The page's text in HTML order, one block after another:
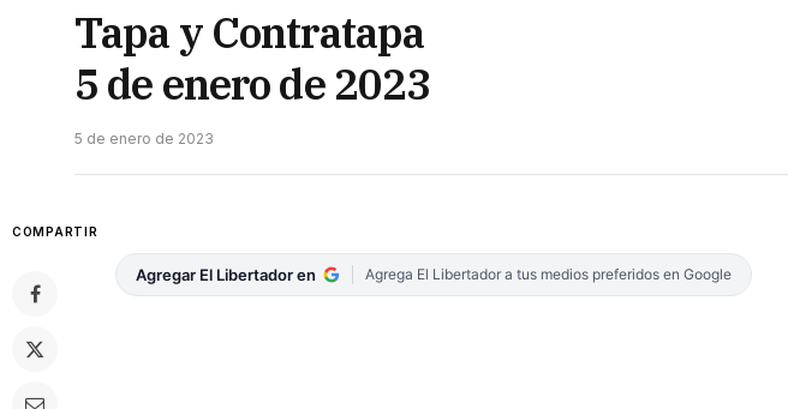
Tapa y Contratapa
5 de enero de 2023
5 de enero de 2023
COMPARTIR
Agregar El Libertador en Agrega El Libertador a tus medios preferidos en Google